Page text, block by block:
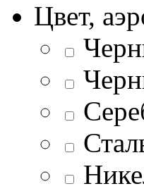
Цвет,